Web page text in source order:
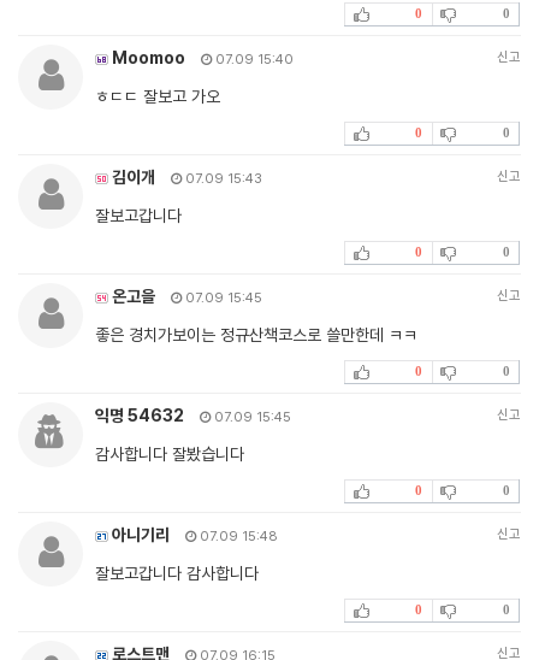
0 0
Moomoo 07.09 15:40 신고
ㅎㄷㄷ 잘보고 가오
0 0
김이개 07.09 15:43 신고
잘보고갑니다
0 0
온고을 07.09 15:45 신고
좋은 경치가보이는 정규산책코스로 쓸만한데 ㅋㅋ
0 0
익명 54632 07.09 15:45 신고
감사합니다 잘봤습니다
0 0
아니기리 07.09 15:48 신고
잘보고갑니다 감사합니다
0 0
로스트맨 07.09 16:15 신고